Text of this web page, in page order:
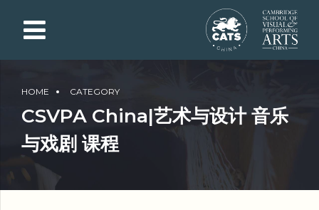
HOME CATEGORY
CSVPA China|艺术与设计 音乐
与戏剧 课程